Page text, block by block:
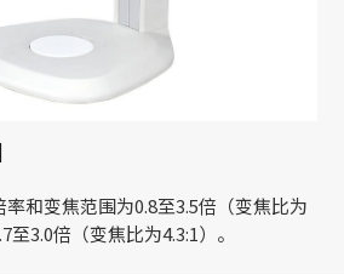
和变焦范围为0.8至3.5倍（变焦比为
3.0倍（变焦比为4.3:1）。